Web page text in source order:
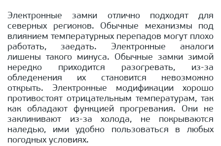
Электронные замки отлично подходят для
северных регионов. Обычные механизмы под
влиянием температурных перепадов могут плохо
работать, заедать. Электронные аналоги
лишены такого минуса. Обычные замки зимой
нередко приходится разогревать, из-за
обледенения их становится невозможно
открыть. Электронные модификации хорошо
противостоят отрицательным температурам, так
как обладают функцией прогревания. Они не
заклинивают из-за холода, не покрываются
наледью, ими удобно пользоваться в любых
погодных условиях.